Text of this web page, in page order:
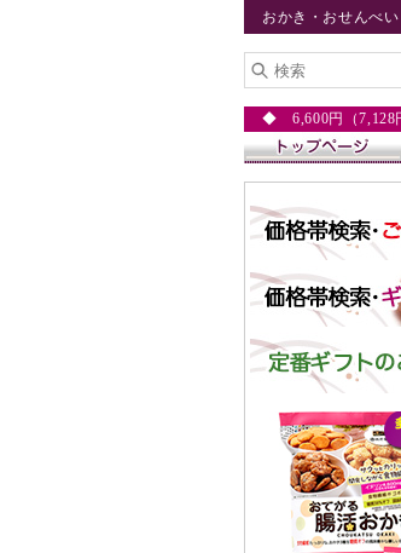
おかき・おせんべ
◆ 6,600円（7,128